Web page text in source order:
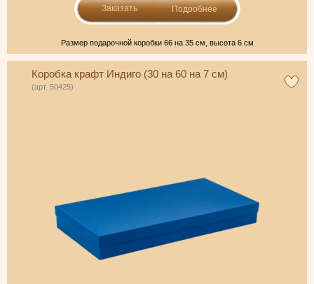
Подробнее
Размер подарочной коробки 66 на 35 см, высота 6 см
Коробка крафт Индиго (30 на 60 на 7 см)
(арт. 50425)